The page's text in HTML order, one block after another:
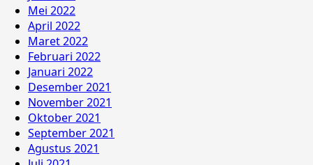
Mei 2022
April 2022
Maret 2022
Februari 2022
Januari 2022
Desember 2021
November 2021
Oktober 2021
September 2021
Agustus 2021